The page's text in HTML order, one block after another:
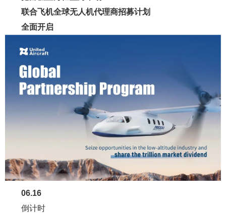
联合飞机全球无人机代理商招募计划
全面开启
06.16
倒计时